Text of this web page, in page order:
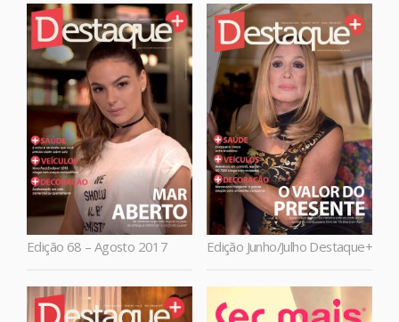
Edição 68 – Agosto 2017 Edição Junho/Julho Destaque+